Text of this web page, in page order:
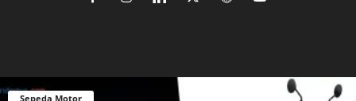
Sepeda Motor